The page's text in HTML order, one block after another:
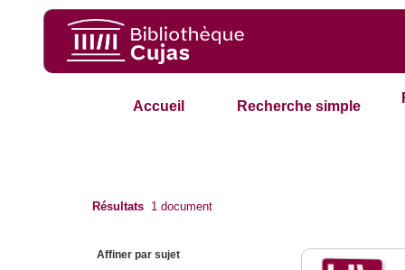
Accueil Recherche simple
Résultats 1 document
Affiner par sujet